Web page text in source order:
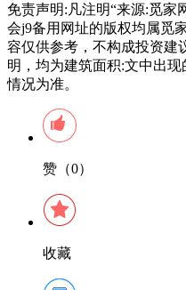
免责声明:凡注明“来源:觅家
会j9备用网址的版权均属觅
容仅供参考，不构成投资建
明，均为建筑面积:文中出
情况为准。
赞（0）
收藏